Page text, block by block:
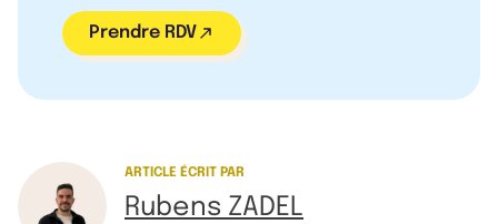
Prendre RDV
ARTICLE ÉCRIT PAR
Rubens ZADEL